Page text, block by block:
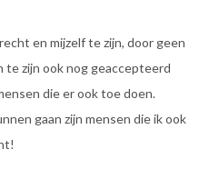
en mijzelf te zijn, door geen
te zijn ook nog geaccepteerd
die er ook toe doen.
gaan zijn mensen die ik ook